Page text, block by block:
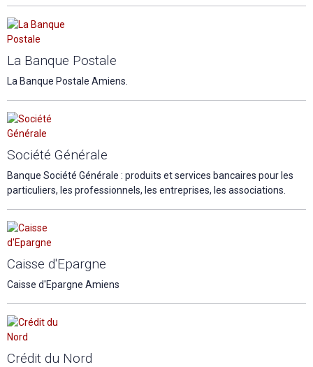
La Banque Postale
La Banque Postale Amiens.
Société Générale
Banque Société Générale : produits et services bancaires pour les
particuliers, les professionnels, les entreprises, les associations.
Caisse d'Epargne
Caisse d'Epargne Amiens
Crédit du Nord